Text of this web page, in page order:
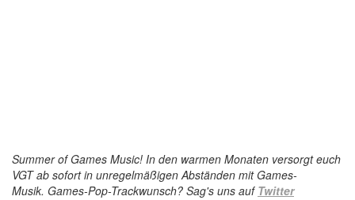
Summer of Games Music! In den warmen Monaten versorgt euch
VGT ab sofort in unregelmäßigen Abständen mit Games-
Musik. Games-Pop-Trackwunsch? Sag's uns auf Twitter